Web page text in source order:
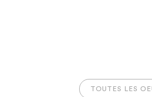
TOUTES LES